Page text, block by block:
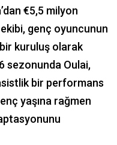
€5,5 milyon
ekibi, genç oyuncunun
kuruluş olarak
sezonunda Oulai,
bir performans
yaşına rağmen